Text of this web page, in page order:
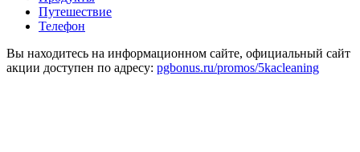
Путешествие
Телефон
Вы находитесь на информационном сайте, официальный сайт
акции доступен по адресу: pgbonus.ru/promos/5kacleaning